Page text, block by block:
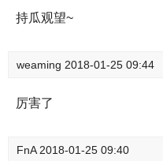
持瓜观望~
weaming 2018-01-25 09:44
厉害了
FnA 2018-01-25 09:40